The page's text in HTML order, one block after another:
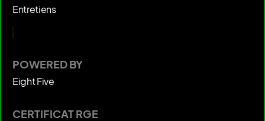
POWERED BY
Eight Five
CERTIFICAT RGE
Entretiens